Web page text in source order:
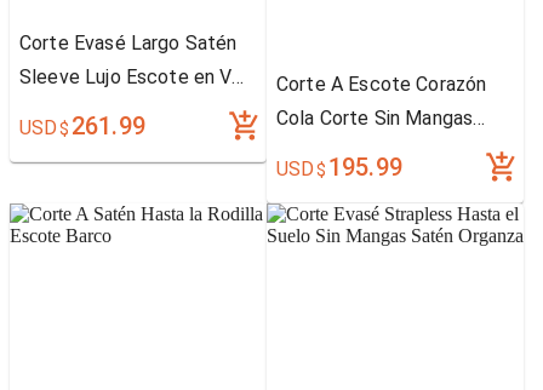
Corte Evasé Largo Satén
Sleeve Lujo Escote en V
Vestido de Novia With
Beaded Apliques
USD$ 261.99
Corte A Escote Corazón
Cola Corte Sin Mangas
USD$ 195.99